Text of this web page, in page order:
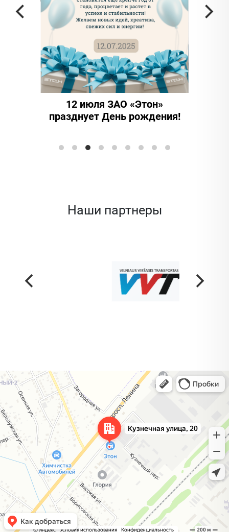
12 июля ЗАО «Этон»
празднует День рождения!
Наши партнеры
Жодино
Кузнечная улица, 20 — Яндекс Карты